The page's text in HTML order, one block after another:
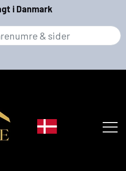
i Danmark